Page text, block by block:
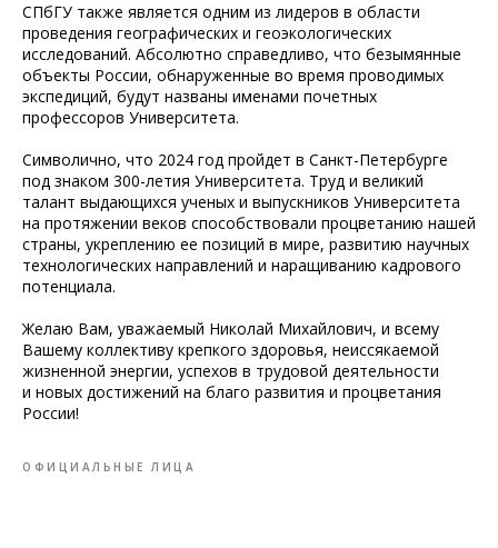
СПбГУ также является одним из лидеров в области
проведения географических и геоэкологических
исследований. Абсолютно справедливо, что безымянные
объекты России, обнаруженные во время проводимых
экспедиций, будут названы именами почетных
профессоров Университета.
Символично, что 2024 год пройдет в Санкт-Петербурге
под знаком 300-летия Университета. Труд и великий
талант выдающихся ученых и выпускников Университета
на протяжении веков способствовали процветанию нашей
страны, укреплению ее позиций в мире, развитию научных
технологических направлений и наращиванию кадрового
потенциала.
Желаю Вам, уважаемый Николай Михайлович, и всему
Вашему коллективу крепкого здоровья, неиссякаемой
жизненной энергии, успехов в трудовой деятельности
и новых достижений на благо развития и процветания
России!
ОФИЦИАЛЬНЫЕ ЛИЦА